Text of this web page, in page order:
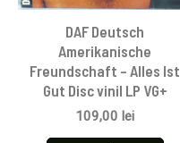
DAF Deutsch
Amerikanische
Freundschaft – Alles Ist
Gut Disc vinil LP VG+
109,00 lei